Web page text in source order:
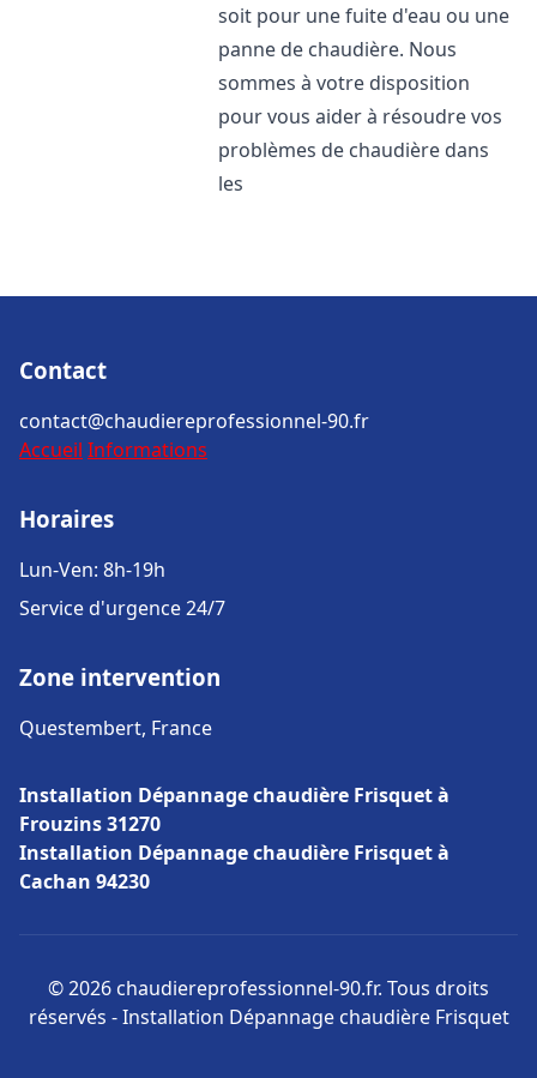
soit pour une fuite d'eau ou une
panne de chaudière. Nous
sommes à votre disposition
pour vous aider à résoudre vos
problèmes de chaudière dans
les
Contact
contact@chaudiereprofessionnel-90.fr
Accueil Informations
Horaires
Lun-Ven: 8h-19h
Service d'urgence 24/7
Zone intervention
Questembert, France
Installation Dépannage chaudière Frisquet à
Frouzins 31270
Installation Dépannage chaudière Frisquet à
Cachan 94230
© 2026 chaudiereprofessionnel-90.fr. Tous droits
réservés - Installation Dépannage chaudière Frisquet